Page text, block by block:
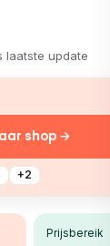
laatste update
+2
shop →
Prijsbereik